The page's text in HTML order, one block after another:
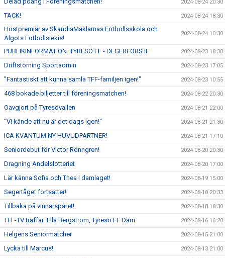
2024-08-24 20:30
TACK! 2024-08-24 18:30
Höstpremiär av SkandiaMäklarnas Fotbollsskola och
Älgots Fotbollslekis!
2024-08-24 10:30
PUBLIKINFORMATION: TYRESÖ FF - DEGERFORS IF 2024-08-23 18:30
Driftstörning Sportadmin 2024-08-23 17:05
"Fantastiskt att kunna samla TFF-familjen igen!" 2024-08-23 10:55
468 bokade biljetter till föreningsmatchen! 2024-08-22 20:30
Oavgjort på Tyresövallen 2024-08-21 22:00
"Vi kände att nu är det dags igen!" 2024-08-21 21:30
ICA KVANTUM NY HUVUDPARTNER! 2024-08-21 17:10
Seniordebut för Victor Rönngren! 2024-08-20 20:30
Dragning Andelslotteriet 2024-08-20 17:00
Lär känna Sofia och Thea i damlaget! 2024-08-19 15:00
Segertåget fortsätter! 2024-08-18 20:33
Tillbaka på vinnarspåret! 2024-08-18 18:30
TFF-TV träffar: Ella Bergström, Tyresö FF Dam 2024-08-16 16:20
Helgens Seniormatcher 2024-08-15 21:00
Lycka till Marcus! 2024-08-13 21:00